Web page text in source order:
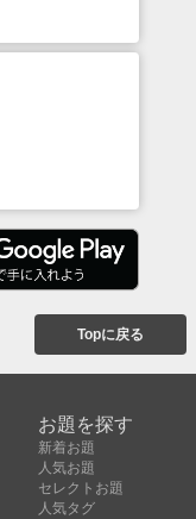
Topに戻る
お題を探す
新着お題
人気お題
セレクトお題
人気タグ